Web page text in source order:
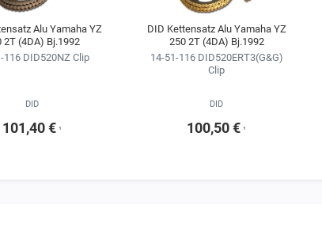
Alu Yamaha YZ
2T (4DA) Bj.1992
116 DID520NZ Clip
DID
101,40 € ¹
DID Kettensatz Alu Yamaha YZ
250 2T (4DA) Bj.1992
14-51-116 DID520ERT3(G&G)
Clip
DID
100,50 € ¹